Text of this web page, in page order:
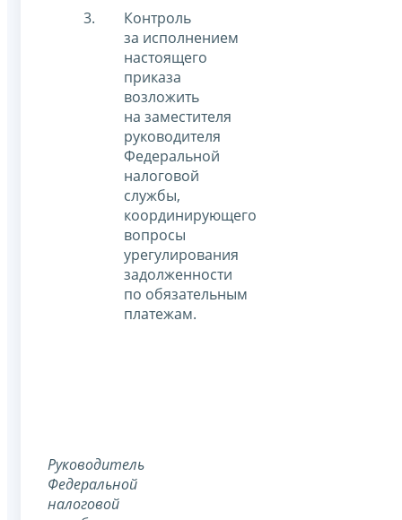
Контроль
за исполнением
настоящего
приказа
возложить
на заместителя
руководителя
Федеральной
налоговой
службы,
координирующего
вопросы
урегулирования
задолженности
по обязательным
платежам.
Руководитель
Федеральной
налоговой